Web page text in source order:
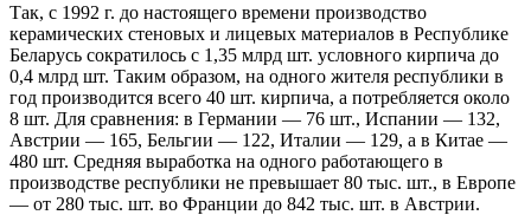
Так, с 1992 г. до настоящего времени производство
керамических стеновых и лицевых материалов в Республике
Беларусь сократилось с 1,35 млрд шт. условного кирпича до
0,4 млрд шт. Таким образом, на одного жителя республики в
год производится всего 40 шт. кирпича, а потребляется около
8 шт. Для сравнения: в Германии — 76 шт., Испании — 132,
Австрии — 165, Бельгии — 122, Италии — 129, а в Китае —
480 шт. Средняя выработка на одного работающего в
производстве республики не превышает 80 тыс. шт., в Европе
— от 280 тыс. шт. во Франции до 842 тыс. шт. в Австрии.